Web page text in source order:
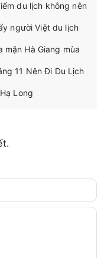
du lịch không nên
người Việt du lịch
mận Hà Giang mùa
11 Nên Đi Du Lịch
Long